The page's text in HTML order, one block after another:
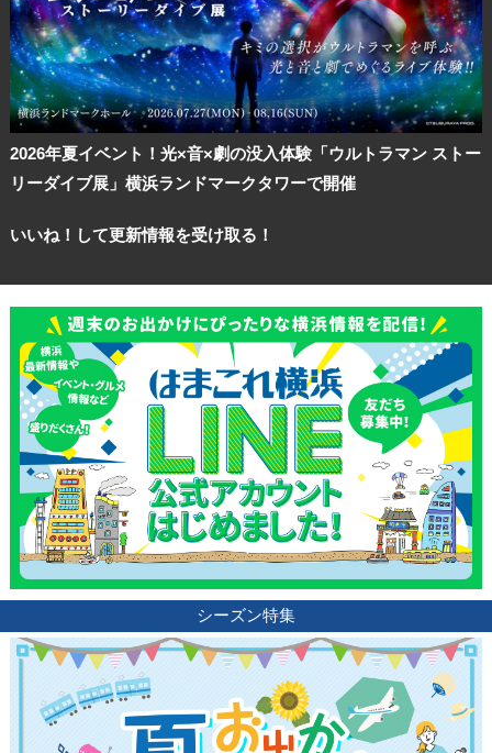
2026年夏イベント！光×音×劇の没入体験「ウルトラマン ストー
リーダイブ展」横浜ランドマークタワーで開催
いいね！して更新情報を受け取る！
シーズン特集
ランキング
ブログ記事
サイトについて